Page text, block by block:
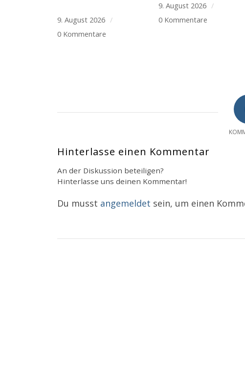
9. August 2026 /
0 Kommentare
9. August 2026 /
0 Kommentare
Hinterlasse einen Kommentar
An der Diskussion beteiligen?
Hinterlasse uns deinen Kommentar!
Du musst angemeldet sein, um einen